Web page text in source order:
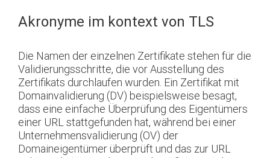
Akronyme im kontext von TLS
Die Namen der einzelnen Zertifikate stehen für die
Validierungsschritte, die vor Ausstellung des
Zertifikats durchlaufen wurden. Ein Zertifikat mit
Domainvalidierung (DV) beispielsweise besagt,
dass eine einfache Überprüfung des Eigentümers
einer URL stattgefunden hat, während bei einer
Unternehmensvalidierung (OV) der
Domaineigentümer überprüft und das zur URL